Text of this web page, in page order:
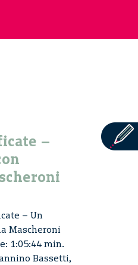
–
– Un
Mascheroni
1:05:44 min.
Bassetti,